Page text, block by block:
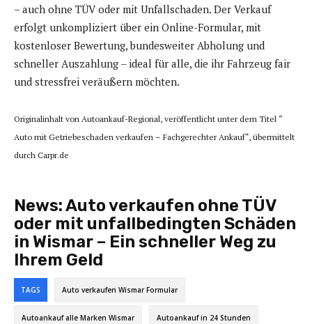
– auch ohne TÜV oder mit Unfallschaden. Der Verkauf
erfolgt unkompliziert über ein Online-Formular, mit
kostenloser Bewertung, bundesweiter Abholung und
schneller Auszahlung – ideal für alle, die ihr Fahrzeug fair
und stressfrei veräußern möchten.
Originalinhalt von Autoankauf-Regional, veröffentlicht unter dem Titel “
Auto mit Getriebeschaden verkaufen – Fachgerechter Ankauf“, übermittelt
durch Carpr.de
News:Auto verkaufen ohne TÜV
oder mit unfallbedingten Schäden
in Wismar – Ein schneller Weg zu
Ihrem Geld
TAGS Auto verkaufen Wismar Formular
Autoankauf alle Marken Wismar Autoankauf in 24 Stunden